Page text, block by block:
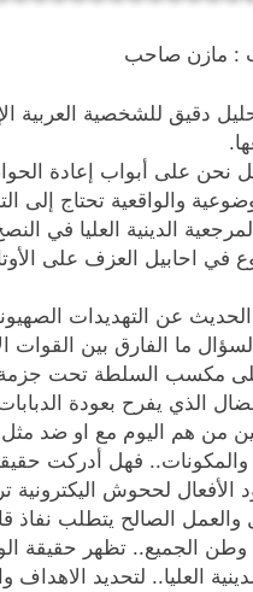
: مازن صاحب
نحن على أبواب إعادة
والواقعية تحتاج
المرجعية الدينية العليا في
في احابيل العزف على
الحديث عن التهديدات
ما الفارق بين القوات
مكسب السلطة تحت جزمة
الذي يفرح بعودة
بين من هم اليوم مع او ضد
فهل أدركت
الأفعال لححوش
والعمل الصالح يتطلب
الجميع.. تظهر حقيقة
العليا.. لتحديد